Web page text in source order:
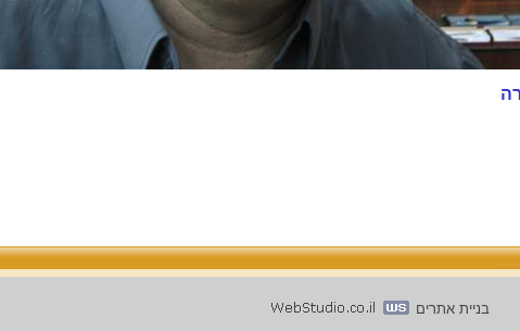
בניית אתרים